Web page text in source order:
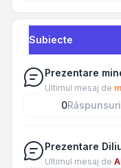
Subiecte
Prezentare
Ultimul mesaj de
0Răspunsuri
Prezentare
Ultimul mesaj de